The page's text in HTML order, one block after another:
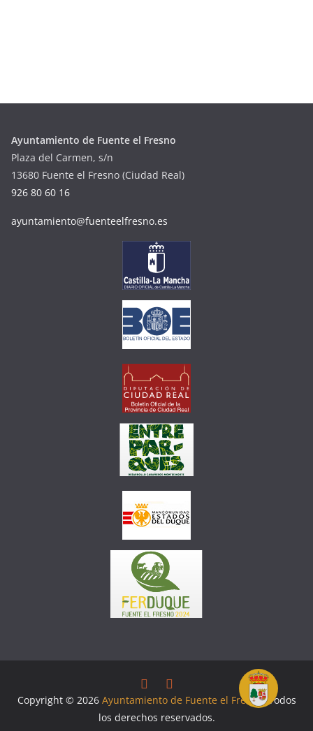
Ayuntamiento de Fuente el Fresno
Plaza del Carmen, s/n
13680 Fuente el Fresno (Ciudad Real)
926 80 60 16
ayuntamiento@fuenteelfresno.es
Copyright © 2026 Ayuntamiento de Fuente el Fresno. Todos
los derechos reservados.